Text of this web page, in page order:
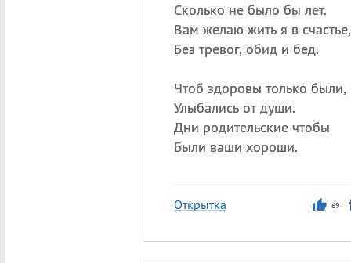
Сколько не было бы лет.
Вам желаю жить я в счастье,
Без тревог, обид и бед.
Чтоб здоровы только были,
Улыбались от души.
Дни родительские чтобы
Были ваши хороши.
Открытка 69